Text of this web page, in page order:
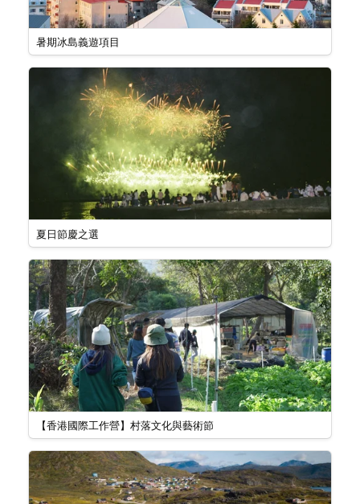
暑期冰島義遊項目
夏日節慶之選
【香港國際工作營】村落文化與藝術節